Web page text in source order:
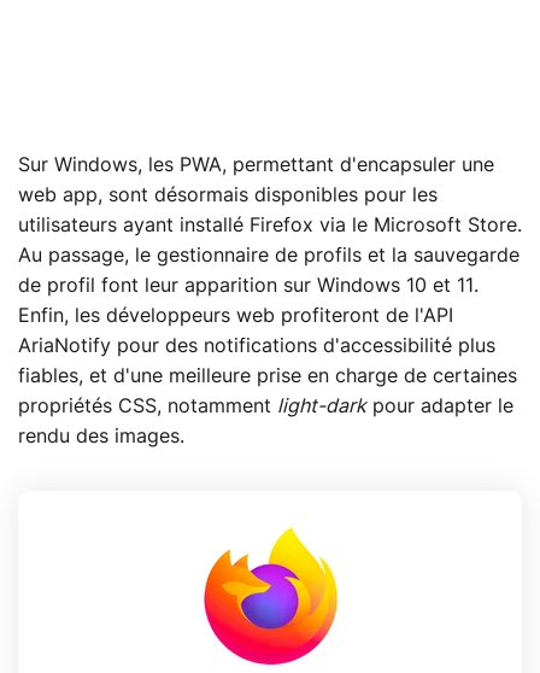
Sur Windows, les PWA, permettant d'encapsuler une
web app, sont désormais disponibles pour les
utilisateurs ayant installé Firefox via le Microsoft Store.
Au passage, le gestionnaire de profils et la sauvegarde
de profil font leur apparition sur Windows 10 et 11.
Enfin, les développeurs web profiteront de l'API
AriaNotify pour des notifications d'accessibilité plus
fiables, et d'une meilleure prise en charge de certaines
propriétés CSS, notamment light-darkpour adapter le
rendu des images.